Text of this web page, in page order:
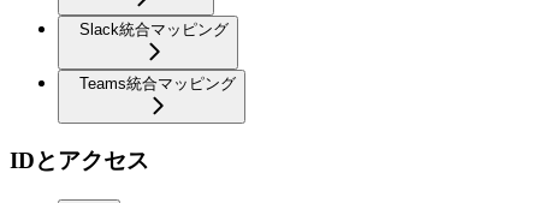
Slack統合マッピング
Teams統合マッピング
IDとアクセス